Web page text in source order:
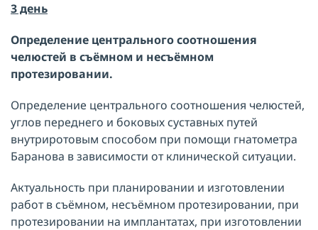
3 день
Определение центрального соотношения
челюстей в съёмном и несъёмном
протезировании.
Определение центрального соотношения челюстей,
углов переднего и боковых суставных путей
внутриротовым способом при помощи гнатометра
Баранова в зависимости от клинической ситуации.
Актуальность при планировании и изготовлении
работ в съёмном, несъёмном протезировании, при
протезировании на имплантатах, при изготовлении